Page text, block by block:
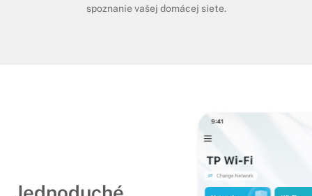
spoznanie vašej domácej siete.